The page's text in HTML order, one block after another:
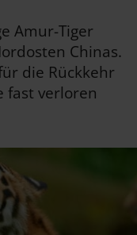
Amur-Tiger
Chinas.
die Rückkehr
fast verloren